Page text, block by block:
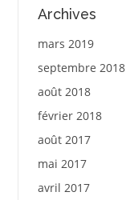
Archives
mars 2019
septembre 2018
août 2018
février 2018
août 2017
mai 2017
avril 2017